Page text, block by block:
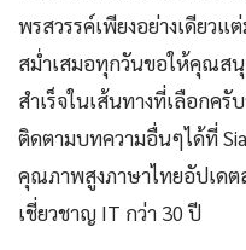
พรสวรรค์เพียงอย่างเดียวแ
สม่ำเสมอทุกวันขอให้คุณส
สำเร็จในเส้นทางที่เลือกค
ติดตามบทความอื่นๆได้ที่
คุณภาพสูงภาษาไทยอัปเดต
เชี่ยวชาญ IT กว่า 30 ปี